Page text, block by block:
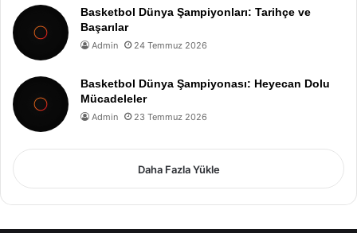
Basketbol Dünya Şampiyonları: Tarihçe ve
Başarılar
Admin 24 Temmuz 2026
Basketbol Dünya Şampiyonası: Heyecan Dolu
Mücadeleler
Admin 23 Temmuz 2026
Daha Fazla Yükle